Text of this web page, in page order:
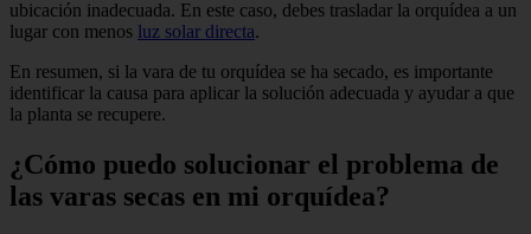
ubicación inadecuada. En este caso, debes trasladar la orquídea a un
lugar con menos luz solar directa.
En resumen, si la vara de tu orquídea se ha secado, es importante
identificar la causa para aplicar la solución adecuada y ayudar a que
la planta se recupere.
¿Cómo puedo solucionar el problema de
las varas secas en mi orquídea?